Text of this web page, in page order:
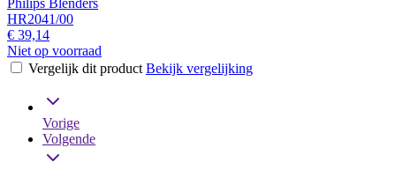
Philips Blenders
HR2041/00
€ 39,14
Niet op voorraad
Vergelijk dit product Bekijk vergelijking
Vorige
Volgende